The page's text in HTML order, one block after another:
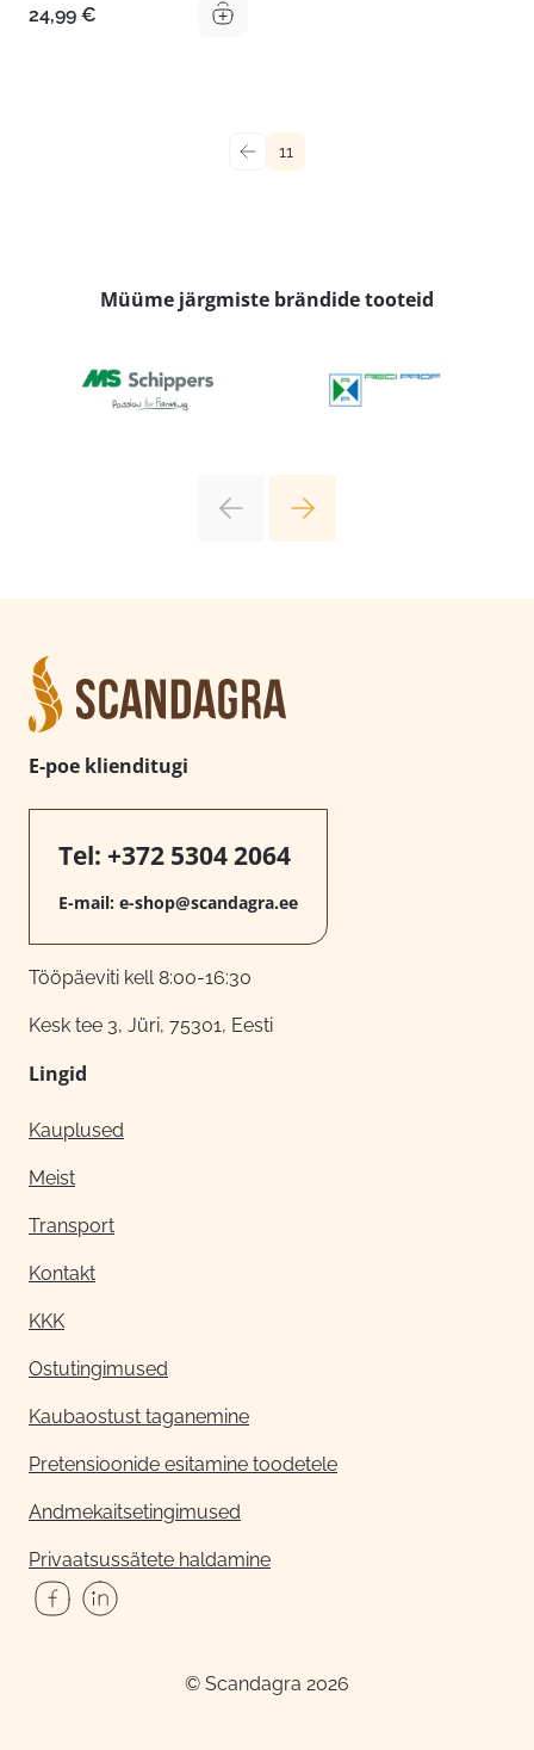
24,99 €
← 11
Müüme järgmiste brändide tooteid
E-poe klienditugi
Tel: +372 5304 2064
E-mail: e-shop@scandagra.ee
Tööpäeviti kell 8:00-16:30
Kesk tee 3, Jüri, 75301, Eesti
Lingid
Kauplused
Meist
Transport
Kontakt
KKK
Ostutingimused
Kaubaostust taganemine
Pretensioonide esitamine toodetele
Andmekaitsetingimused
Privaatsussätete haldamine
© Scandagra 2026